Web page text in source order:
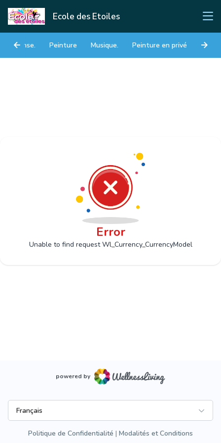
Ecole des Etoiles
Danse. Peinture Musique. Peinture en privé
Error
Unable to find request Wl_Currency_CurrencyModel
powered by
Français
Politique de Confidentialité Modalités et Conditions